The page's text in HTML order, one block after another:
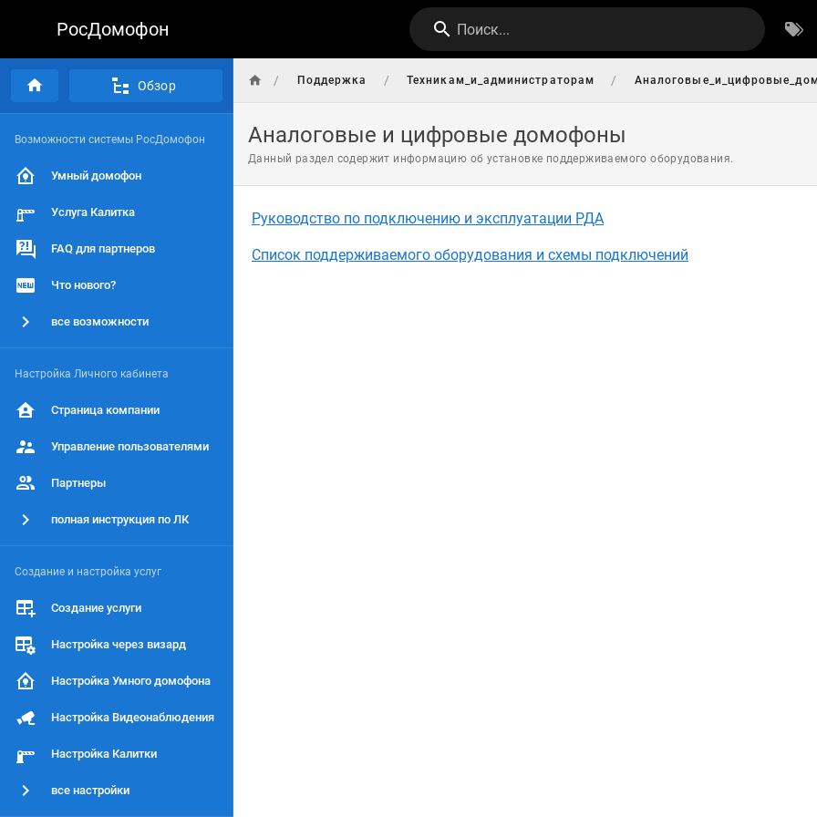
РосДомофон Поиск...
Обзор
Возможности системы РосДомофон
Умный домофон
Услуга Калитка
FAQ для партнеров
Что нового?
все возможности
Настройка Личного кабинета
Страница компании
Управление пользователями
Партнеры
полная инструкция по ЛК
Создание и настройка услуг
Создание услуги
Настройка через визард
Настройка Умного домофона
Настройка Видеонаблюдения
Настройка Калитки
все настройки
/ Поддержка / Техникам_и_администраторам /
Аналоговые и цифровые домофоны
Данный раздел содержит информацию об установке поддерживаемого оборудования.
Руководство по подключению и эксплуатации РДА
Список поддерживаемого оборудования и схемы подключений